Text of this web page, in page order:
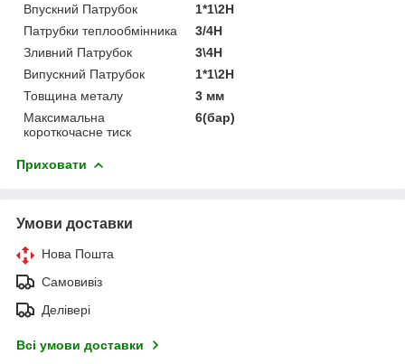
Впускний Патрубок
1*1\2Н
Патрубки теплообмінника
3/4Н
Зливний Патрубок
3\4Н
Випускний Патрубок
1*1\2Н
Товщина металу
3 мм
Максимальна
короткочасне тиск
6(бар)
Приховати
Умови доставки
Нова Пошта
Самовивіз
Делівері
Всі умови доставки